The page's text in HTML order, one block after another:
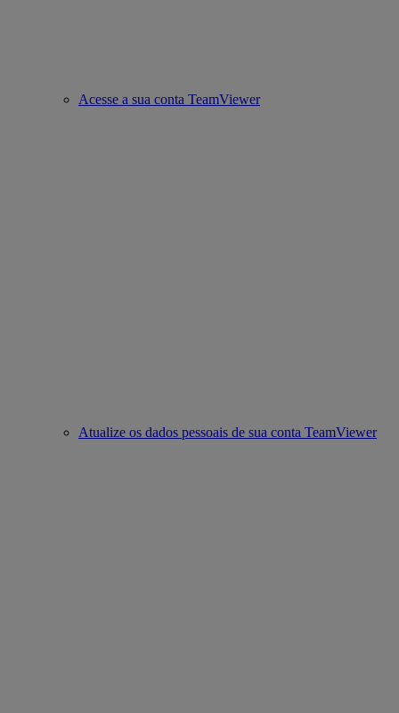
Acesse a sua conta TeamViewer
Atualize os dados pessoais de sua conta TeamViewer